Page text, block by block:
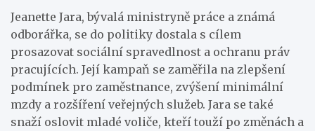
Jeanette Jara, bývalá ministryně práce a známá
odborářka, se do politiky dostala s cílem
prosazovat sociální spravedlnost a ochranu práv
pracujících. Její kampaň se zaměřila na zlepšení
podmínek pro zaměstnance, zvýšení minimální
mzdy a rozšíření veřejných služeb. Jara se také
snaží oslovit mladé voliče, kteří touží po změnách a